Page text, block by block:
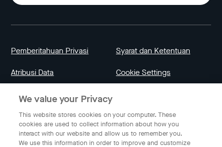
Pemberitahuan Privasi Syarat dan Ketentuan
Atribusi Data Cookie Settings
Bahasa Indonesia
We value your Privacy
This website stores cookies on your computer. These
cookies are used to collect information about how you
interact with our website and allow us to remember you.
We use this information in order to improve and customize